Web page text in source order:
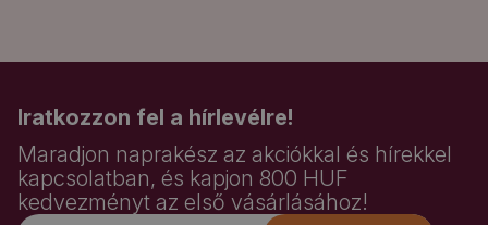
Iratkozzon fel a hírlevélre!
Maradjon naprakész az akciókkal és hírekkel
kapcsolatban, és kapjon 800 HUF
kedvezményt az első vásárlásához!